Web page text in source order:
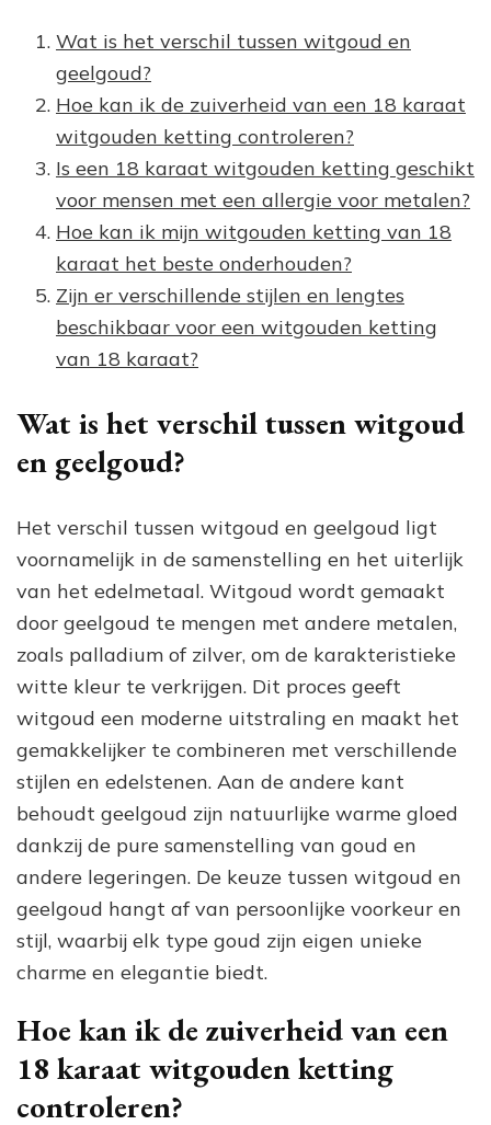
Wat is het verschil tussen witgoud en
geelgoud?
Hoe kan ik de zuiverheid van een 18 karaat
witgouden ketting controleren?
Is een 18 karaat witgouden ketting geschikt
voor mensen met een allergie voor metalen?
Hoe kan ik mijn witgouden ketting van 18
karaat het beste onderhouden?
Zijn er verschillende stijlen en lengtes
beschikbaar voor een witgouden ketting
van 18 karaat?
Wat is het verschil tussen witgoud
en geelgoud?
Het verschil tussen witgoud en geelgoud ligt
voornamelijk in de samenstelling en het uiterlijk
van het edelmetaal. Witgoud wordt gemaakt
door geelgoud te mengen met andere metalen,
zoals palladium of zilver, om de karakteristieke
witte kleur te verkrijgen. Dit proces geeft
witgoud een moderne uitstraling en maakt het
gemakkelijker te combineren met verschillende
stijlen en edelstenen. Aan de andere kant
behoudt geelgoud zijn natuurlijke warme gloed
dankzij de pure samenstelling van goud en
andere legeringen. De keuze tussen witgoud en
geelgoud hangt af van persoonlijke voorkeur en
stijl, waarbij elk type goud zijn eigen unieke
charme en elegantie biedt.
Hoe kan ik de zuiverheid van een
18 karaat witgouden ketting
controleren?